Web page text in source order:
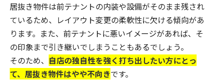
居抜き物件は前テナントの内装や設備がそのまま残され
ているため、レイアウト変更の柔軟性に欠ける傾向があ
ります。また、前テナントに悪いイメージがあれば、そ
の印象まで引き継いでしまうこともあるでしょう。
そのため、 自店の独自性を強く打ち出したい方にとっ
て、居抜き物件はやや不向きです。